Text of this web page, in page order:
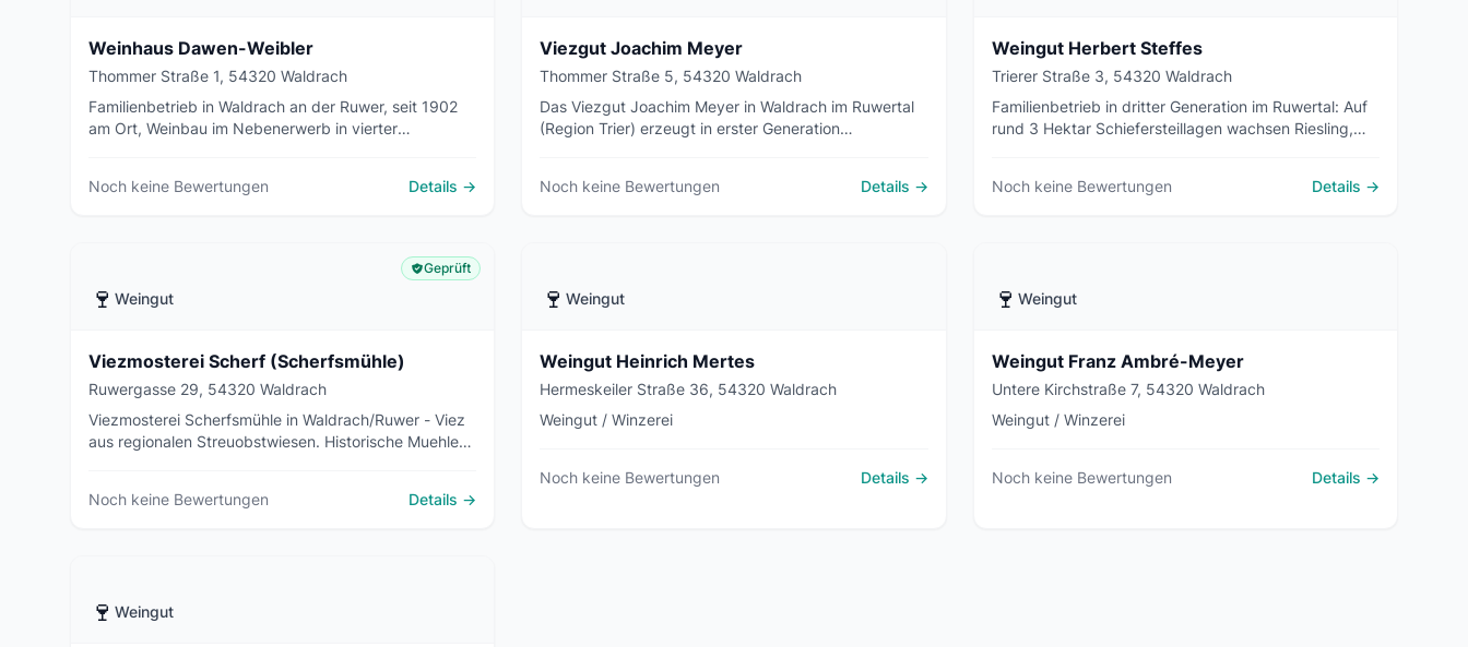
Weinhaus Dawen-Weibler
Thommer Straße 1, 54320 Waldrach
Familienbetrieb in Waldrach an der Ruwer, seit 1902
am Ort, Weinbau im Nebenerwerb in vierter
Noch keine Bewertungen Details →
Viezgut Joachim Meyer
Thommer Straße 5, 54320 Waldrach
Das Viezgut Joachim Meyer in Waldrach im Ruwertal
(Region Trier) erzeugt in erster Generation
Streuobstbäumen.
Noch keine Bewertungen Details →
Weingut Herbert Steffes
Trierer Straße 3, 54320 Waldrach
Familienbetrieb in dritter Generation im Ruwertal: Auf
rund 3 Hektar Schiefersteillagen wachsen Riesling,
Personen.
Noch keine Bewertungen Details →
🍷 Weingut
Geprüft
Viezmosterei Scherf (Scherfsmühle)
Ruwergasse 29, 54320 Waldrach
Viezmosterei Scherfsmühle in Waldrach/Ruwer - Viez
aus regionalen Streuobstwiesen. Historische Muehle
Noch keine Bewertungen Details →
🍷Weingut
Weingut Heinrich Mertes
Hermeskeiler Straße 36, 54320 Waldrach
Weingut / Winzerei
Noch keine Bewertungen Details →
🍷 Weingut
Weingut Franz Ambré-Meyer
Untere Kirchstraße 7, 54320 Waldrach
Weingut / Winzerei
Noch keine Bewertungen Details →
🍷 Weingut